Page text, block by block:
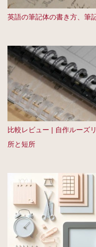
英語の筆記体の書き方、筆
比較レビュー | 自作ルーズ
所と短所